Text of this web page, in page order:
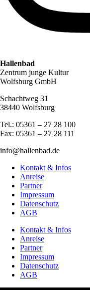
Hallenbad
Zentrum junge Kultur
Wolfsburg GmbH
Schachtweg 31
38440 Wolfsburg
Tel.: 05361 – 27 28 100
Fax: 05361 – 27 28 111
info@hallenbad.de
Kontakt & Infos
Anreise
Partner
Impressum
Datenschutz
AGB
Kontakt & Infos
Anreise
Partner
Impressum
Datenschutz
AGB